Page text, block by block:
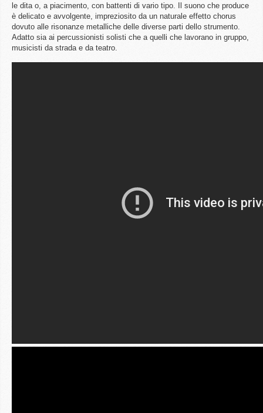
le dita o, a piacimento, con battenti di vario tipo. Il suono che produce
è delicato e avvolgente, impreziosito da un naturale effetto chorus
dovuto alle risonanze metalliche delle diverse parti dello strumento.
Adatto sia ai percussionisti solisti che a quelli che lavorano in gruppo,
musicisti da strada e da teatro.